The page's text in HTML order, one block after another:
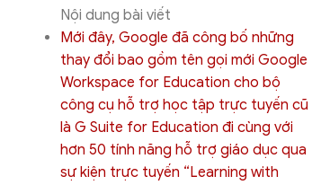
Nội dung bài viết
Mới đây, Google đã công bố những
thay đổi bao gồm tên gọi mới Google
Workspace for Education cho bộ
công cụ hỗ trợ học tập trực tuyến cũ
là G Suite for Education đi cùng với
hơn 50 tính năng hỗ trợ giáo dục qua
sự kiện trực tuyến “Learning with